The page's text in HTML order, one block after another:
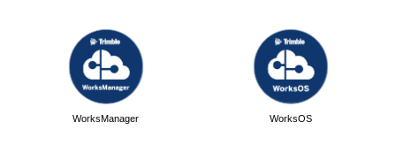
WorksManager WorksOS